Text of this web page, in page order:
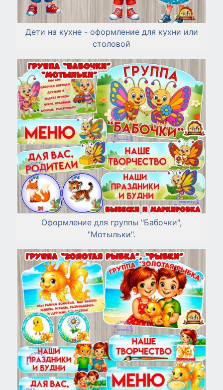
Дети на кухне - оформление для кухни или
столовой
Оформление для группы "Бабочки",
"Мотыльки".